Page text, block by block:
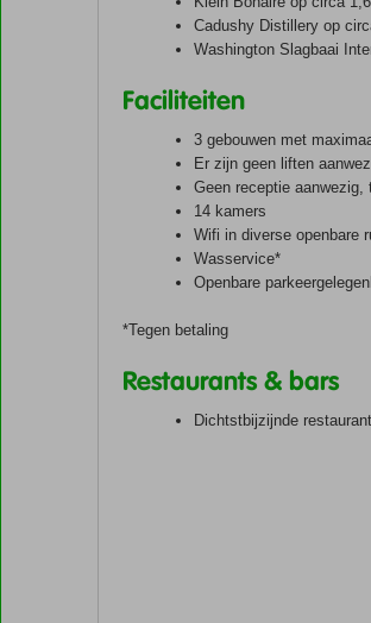
Cadushy Distillery op
Washington Slagbaai
Faciliteiten
3 gebouwen met
Er zijn geen liften
Geen receptie aanwezig,
14 kamers
Wifi in diverse openbare
Wasservice*
Openbare
*Tegen betaling
Restaurants & bars
Dichtstbijzijnde